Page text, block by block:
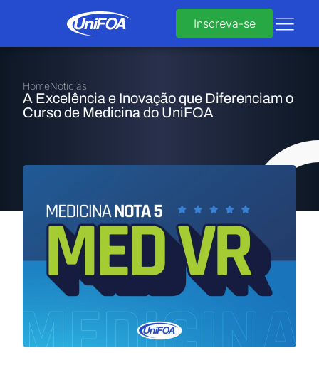
Inscreva-se
HomeNotícias
A Excelência e Inovação que Diferenciam o
Curso de Medicina do UniFOA